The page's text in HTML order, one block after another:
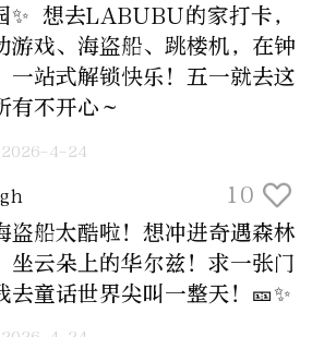
✨ 想去LABUBU的家打卡，
游戏、海盗船、跳楼机，在钟
一站式解锁快乐！五一就去这
有不开心～
2026-4-24
10
盗船太酷啦！想冲进奇遇森林
坐云朵上的华尔兹！求一张门
去童话世界尖叫一整天！🎫✨